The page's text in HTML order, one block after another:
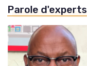
Parole d'experts